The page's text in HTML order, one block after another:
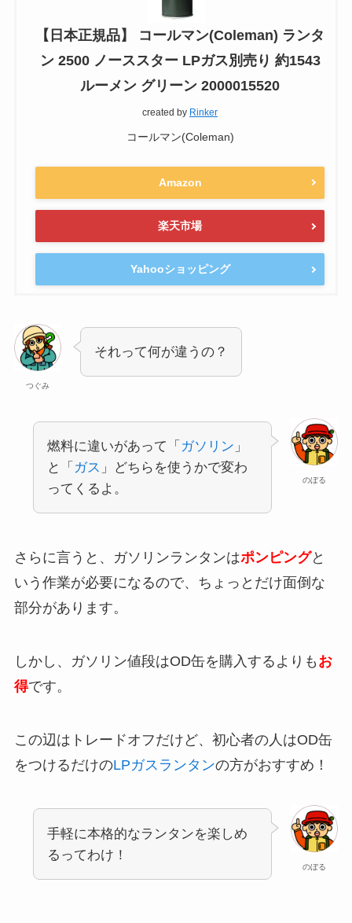
【日本正規品】 コールマン(Coleman) ランタ
ン 2500 ノーススター LPガス別売り 約1543
ルーメン グリーン 2000015520
created by Rinker
コールマン(Coleman)
Amazon
楽天市場
Yahooショッピング
つぐみ
それって何が違うの？
のぼる
燃料に違いがあって「 ガソリン 」
と「 ガス 」どちらを使うかで変わ
ってくるよ。
さらに言うと、ガソリンランタンはポンピングと
いう作業が必要になるので、ちょっとだけ面倒な
部分があります。
しかし、ガソリン値段はOD缶を購入するよりも お
得です。
この辺はトレードオフだけど、初心者の人はOD缶
をつけるだけのLPガスランタンの方がおすすめ！
のぼる
手軽に本格的なランタンを楽しめ
るってわけ！